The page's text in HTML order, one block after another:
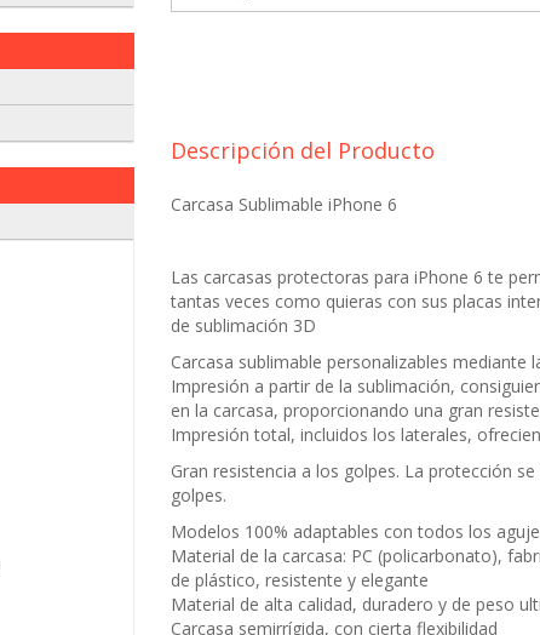
que tiene envielo a nuestro whatsapp:
Descripción del Producto
Carcasa Sublimable iPhone 6
Las carcasas protectoras para iPhone 6 te
tantas veces como quieras con sus placas
de sublimación 3D
Carcasa sublimable personalizables mediante
Impresión a partir de la sublimación,
en la carcasa, proporcionando una gran
Impresión total, incluidos los laterales,
Gran resistencia a los golpes. La protección
golpes.
Modelos 100% adaptables con todos los
Material de la carcasa: PC (policarbonato),
de plástico, resistente y elegante
Material de alta calidad, duradero y de peso
Carcasa semirrígida, con cierta flexibilidad